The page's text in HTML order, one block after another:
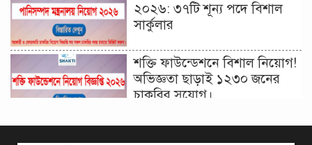
২০২৬: ৩৭টি শূন্য পদে বিশাল
সার্কুলার
শক্তি ফাউন্ডেশনে বিশাল নিয়োগ!
অভিজ্ঞতা ছাড়াই ১২৩০ জনের
চাকরির সুযোগ।